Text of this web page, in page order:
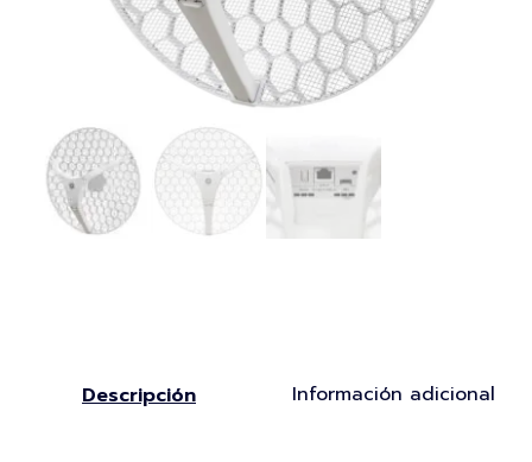
Descripción Información adicional